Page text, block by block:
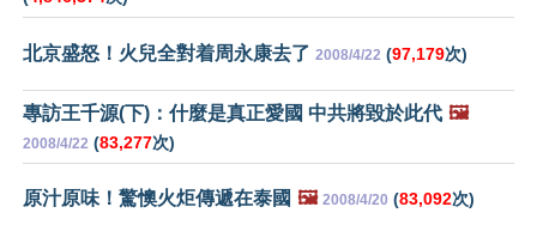
北京盛怒！火兒全對着周永康去了 2008/4/22 (97,179次)
專訪王千源(下)：什麼是真正愛國 中共將毀於此代 🖼️
2008/4/22 (83,277次)
原汁原味！驚懊火炬傳遞在泰國 🖼️ 2008/4/20 (83,092次)